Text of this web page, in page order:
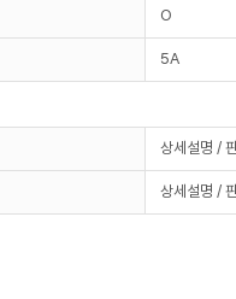
O
5A
상세설명 /
상세설명 /